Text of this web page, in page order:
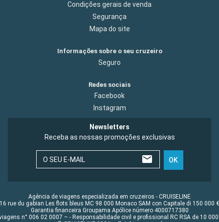
Condições gerais de venda
Segurança
Mapa do site
Informações sobre o seu cruzeiro
Seguro
Redes sociais
Facebook
Instagram
Newsletters
Receba as nossas promoções exclusivas
O SEU E-MAIL OK
Agência de viagens especializada em cruzeiros - CRUISELINE
16 rue du gabian Les flots bleus MC 98 000 Monaco SAM con Capitale di 150 000 €
Garantia financeira Groupama Apólice número 4000717380
n° 006 02 0007 – - Responsabilidade civil e profissional RC RSA de 10 000